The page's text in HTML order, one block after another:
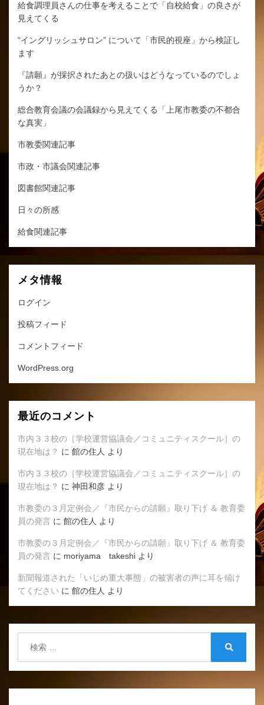
給食調理員さんの仕事を考えることで「自校給食」の良さが
見えてくる
“イングリッシュサロン” について「市民的視座」から検証し
ます
『請願』が採択されたあとの扱いはどうなっているのでしょ
うか？
総合教育会議の会議録から見えてくる「上尾市教委の不都合
な真実」
市教委関連記事
市政・市議会関連記事
図書館関連記事
日々の所感
給食関連記事
メタ情報
ログイン
投稿フィード
コメントフィード
WordPress.org
最近のコメント
市内３３校の［学校運営協議会／コミュニティスクール］の
現在地は？ に 館の住人 より
市内３３校の［学校運営協議会／コミュニティスクール］の
現在地は？ に 神田和彦 より
市教委の３月定例会／『市民からの請願』取り下げ ＆ 教育委
員の発言 に 館の住人 より
市教委の３月定例会／『市民からの請願』取り下げ ＆ 教育委
員の発言 に moriyama takeshi より
新聞報道された「いじめ重大事態」の被害者の声に耳を傾け
てください に 館の住人 より